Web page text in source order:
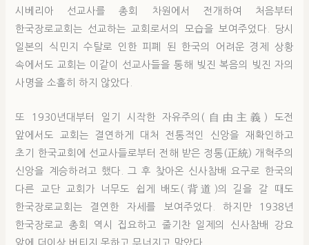
시베리아 선교사를 총회 차원에서 전개하여 처음부터
한국장로교회는 선교하는 교회로서의 모습을 보여주었다. 당시
일본의 식민지 수탈로 인한 피폐 된 한국의 어려운 경제 상황
속에서도 교회는 이같이 선교사들을 통해 빚진 복음의 빚진 자의
사명을 소홀히 하지 않았다.
또 1930년대부터 일기 시작한 자유주의(自由主義) 도전
앞에서도 교회는 결연하게 대처 전통적인 신앙을 재확인하고
초기 한국교회에 선교사들로부터 전해 받은 정통(正統) 개혁주의
신앙을 계승하려고 했다. 그 후 찾아온 신사참배 요구로 한국의
다른 교단 교회가 너무도 쉽게 배도(背道)의 길을 갈 때도
한국장로교회는 결연한 자세를 보여주었다. 하지만 1938년
한국장로교 총회 역시 집요하고 줄기찬 일제의 신사참배 강요
앞에 더이상 버티지 못하고 무너지고 말았다.